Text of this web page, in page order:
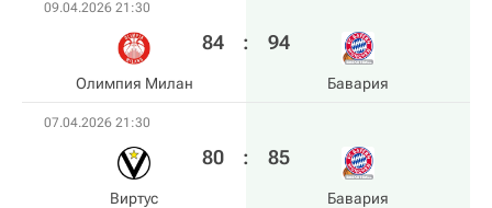
09.04.2026 21:30
Олимпия Милан
84 : 94
Бавария
07.04.2026 21:30
Виртус
80 : 85
Бавария